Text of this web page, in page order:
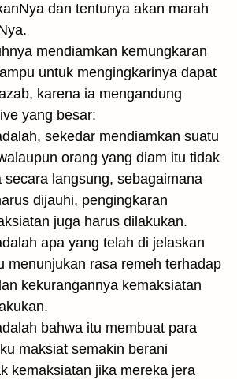
dan tentunya akan marah
mendiamkan kemungkaran
untuk mengingkarinya dapat
karena ia mengandung
yang besar:
sekedar mendiamkan suatu
orang yang diam itu tidak
secara langsung, sebagaimana
dijauhi, pengingkaran
juga harus dilakukan.
apa yang telah di jelaskan
menunjukan rasa remeh terhadap
kekurangannya kemaksiatan
bahwa itu membuat para
maksiat semakin berani
kemaksiatan jika mereka jera